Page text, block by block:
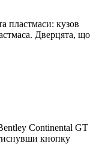
пластмаси: кузов
Дверцята, що
Continental GT
кнопку